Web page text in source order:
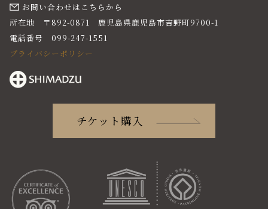
お問い合わせはこちらから
所在地 〒892-0871 鹿児島県鹿児島市吉野町9700-1
電話番号 099-247-1551
プライバシーポリシー
チケット購入